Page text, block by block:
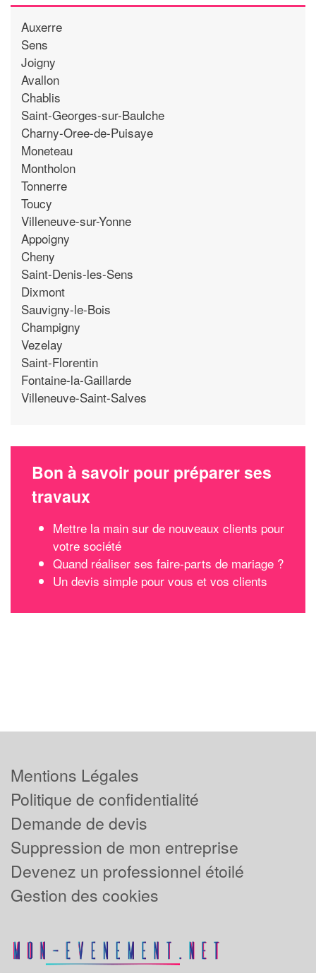
Auxerre
Sens
Joigny
Avallon
Chablis
Saint-Georges-sur-Baulche
Charny-Oree-de-Puisaye
Moneteau
Montholon
Tonnerre
Toucy
Villeneuve-sur-Yonne
Appoigny
Cheny
Saint-Denis-les-Sens
Dixmont
Sauvigny-le-Bois
Champigny
Vezelay
Saint-Florentin
Fontaine-la-Gaillarde
Villeneuve-Saint-Salves
Bon à savoir pour préparer ses
travaux
Mettre la main sur de nouveaux clients pour
votre société
Quand réaliser ses faire-parts de mariage ?
Un devis simple pour vous et vos clients
Mentions Légales
Politique de confidentialité
Demande de devis
Suppression de mon entreprise
Devenez un professionnel étoilé
Gestion des cookies